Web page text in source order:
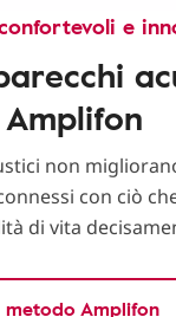
e
Amplifon
non
con ciò
di vita
metodo Amplifon